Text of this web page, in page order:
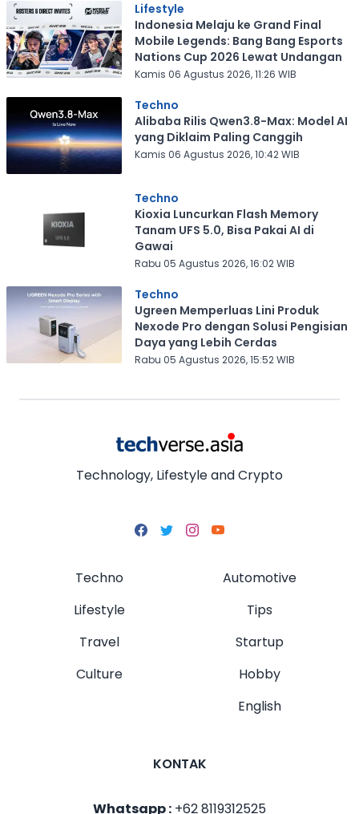
Lifestyle
Indonesia Melaju ke Grand Final
Mobile Legends: Bang Bang Esports
Nations Cup 2026 Lewat Undangan
Kamis 06 Agustus 2026, 11:26 WIB
Techno
Alibaba Rilis Qwen3.8-Max: Model AI
yang Diklaim Paling Canggih
Kamis 06 Agustus 2026, 10:42 WIB
Techno
Kioxia Luncurkan Flash Memory
Tanam UFS 5.0, Bisa Pakai AI di
Gawai
Rabu 05 Agustus 2026, 16:02 WIB
Techno
Ugreen Memperluas Lini Produk
Nexode Pro dengan Solusi Pengisian
Daya yang Lebih Cerdas
Rabu 05 Agustus 2026, 15:52 WIB
Technology, Lifestyle and Crypto
Techno
Lifestyle
Travel
Culture
Automotive
Tips
Startup
Hobby
English
KONTAK
Whatsapp : +62 8119312525